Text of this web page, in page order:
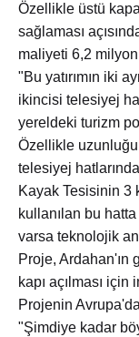
Özellikle üstü
sağlaması
maliyeti 6,2
"Bu yatırımın iki
ikincisi telesiyej
yereldeki turizm
Özellikle uzunluğu
telesiyej
Kayak Tesisinin 3
kullanılan bu
varsa teknolojik
Proje, Ardahan'ın
kapı açılması
Projenin
"Şimdiye kadar